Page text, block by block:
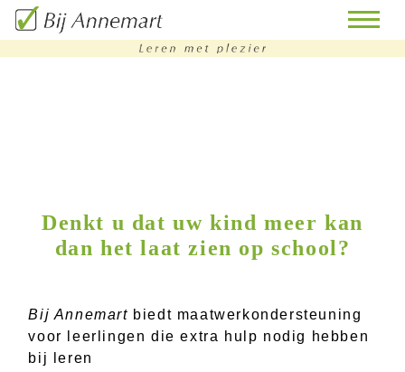
bijles
huiswerkbegeleiding
training
contact
Denkt u dat uw kind meer kan
dan het laat zien op school?
Bij Annemart biedt maatwerkondersteuning
voor leerlingen die extra hulp nodig hebben
bij leren